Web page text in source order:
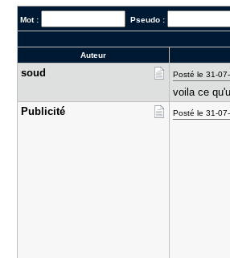
Mot : Pseudo :
Auteur
soud Posté le 31-
voila ce
Publicité
Posté le 31-